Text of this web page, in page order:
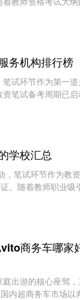
务机构排行榜
环节作为第一道
笔试备考周期已
学校汇总
笔试环节作为教
。随着教师职业吸
商务车哪家
游的核心座驾，
内超商务车市场以